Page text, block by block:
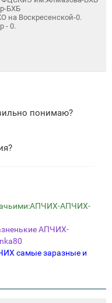
БХБ
на Воскресенской-0.
- 0.
понимаю?
АПЧИХ-
АПЧИХ-
самые заразные и